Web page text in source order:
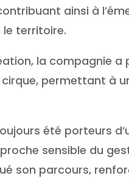
ainsi à
territoire.
la compagnie a
permettant à
été porteurs
sensible du
son parcours,